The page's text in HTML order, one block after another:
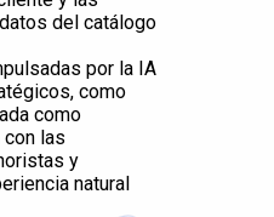
del catálogo
por la IA
como
como
las
y
natural